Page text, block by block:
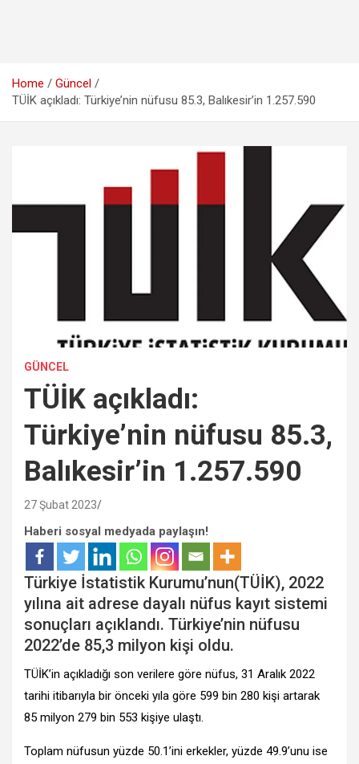
Home
Güncel
TÜİK açıkladı: Türkiye’nin nüfusu 85.3, Balıkesir’in 1.257.590
GÜNCEL
TÜİK açıkladı:
Türkiye’nin nüfusu 85.3,
Balıkesir’in 1.257.590
27 Şubat 2023
Haberi sosyal medyada paylaşın!
Türkiye İstatistik Kurumu’nun(TÜİK), 2022
yılına ait adrese dayalı nüfus kayıt sistemi
sonuçları açıklandı. Türkiye’nin nüfusu
2022’de 85,3 milyon kişi oldu.
TÜİK’in açıkladığı son verilere göre nüfus, 31 Aralık 2022
tarihi itibarıyla bir önceki yıla göre 599 bin 280 kişi artarak
85 milyon 279 bin 553 kişiye ulaştı.
Toplam nüfusun yüzde 50.1’ini erkekler, yüzde 49.9’unu ise